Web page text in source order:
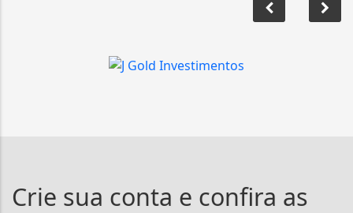
Crie sua conta e confira as